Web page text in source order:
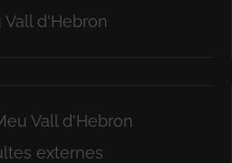
Vall d'Hebron
Vall d'Hebron
externes